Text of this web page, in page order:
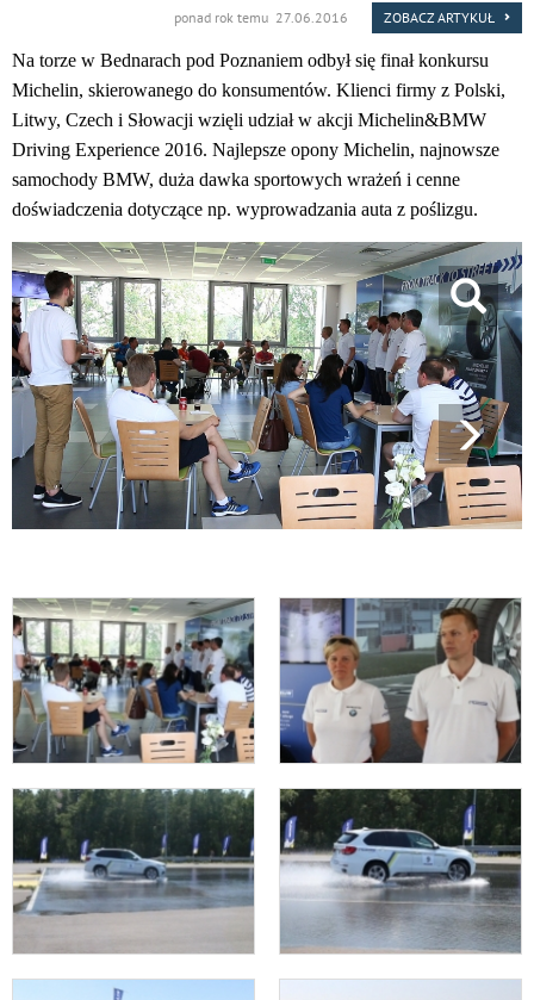
ponad rok temu 27.06.2016 ZOBACZ ARTYKUŁ
Na torze w Bednarach pod Poznaniem odbył się finał konkursu
Michelin, skierowanego do konsumentów. Klienci firmy z Polski,
Litwy, Czech i Słowacji wzięli udział w akcji Michelin&BMW
Driving Experience 2016. Najlepsze opony Michelin, najnowsze
samochody BMW, duża dawka sportowych wrażeń i cenne
doświadczenia dotyczące np. wyprowadzania auta z poślizgu.